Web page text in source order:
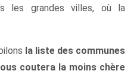
les grandes villes, où la
la liste des communes
coutera la moins chère